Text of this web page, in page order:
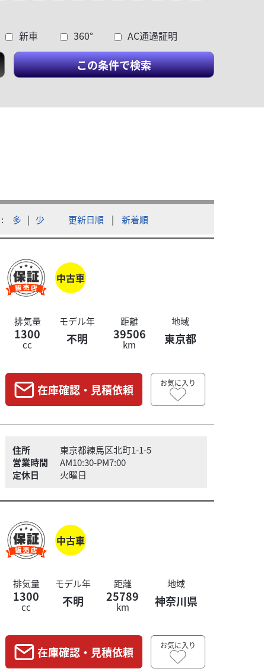
新車 360° AC通過証明
この条件で検索
多 | 少 更新日順 | 新着順
中古車
排気量
1300
cc
モデル年
不明
距離
39506
km
地域
東京都
在庫確認・見積依頼 お気に入り
住所
東京都練馬区北町1-1-5
営業時間
AM10:30-PM7:00
定休日
火曜日
中古車
排気量
1300
cc
モデル年
不明
距離
25789
km
地域
神奈川県
在庫確認・見積依頼 お気に入り